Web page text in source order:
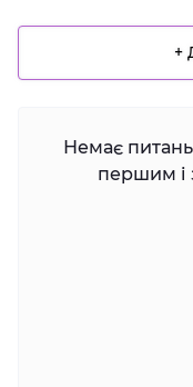
+
Немає
першим і